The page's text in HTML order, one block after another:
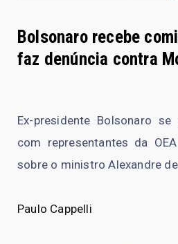
Bolsonaro recebe
faz denúncia contra
Ex-presidente Bolsonaro se
com representantes da
sobre o ministro Alexandre
Paulo Cappelli